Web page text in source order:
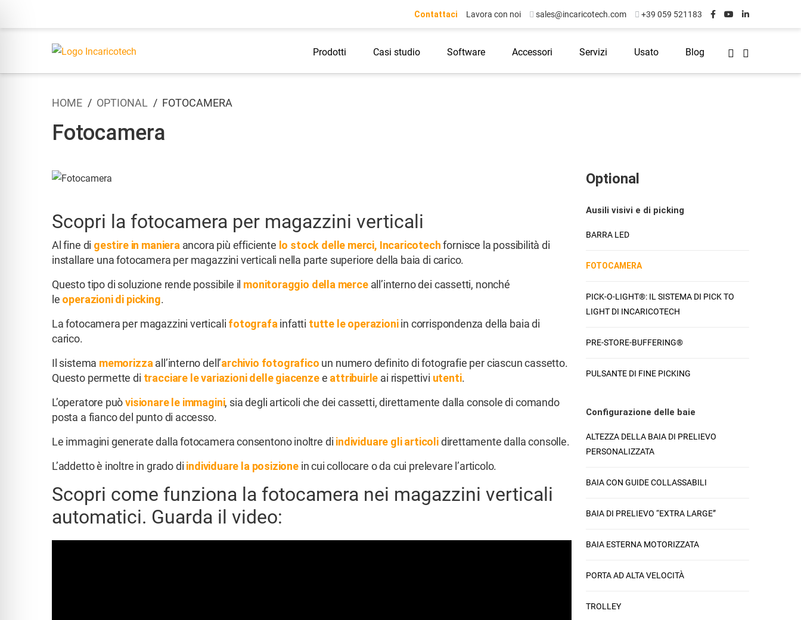
Contattaci Lavora con noi sales@incaricotech.com +39 059 521183
Prodotti Casi studio Software Accessori Servizi Usato Blog
HOME OPTIONAL FOTOCAMERA
Fotocamera
Scopri la fotocamera per magazzini verticali
Al fine di gestire in maniera ancora più efficiente lo stock delle merci, Incaricotechfornisce la possibilità di
installare una fotocamera per magazzini verticali nella parte superiore della baia di carico.
Questo tipo di soluzione rende possibile il monitoraggio della merceall’interno dei cassetti, nonché
le operazioni di picking.
La fotocamera per magazzini verticali fotografa infatti tutte le operazioniin corrispondenza della baia di
carico.
Il sistema memorizza all’interno dell’archivio fotografico un numero definito di fotografie per ciascun cassetto.
Questo permette di tracciare le variazioni delle giacenzee attribuirle ai rispettivi utenti.
L’operatore puòvisionare le immagini, sia degli articoli che dei cassetti, direttamente dalla console di comando
posta a fianco del punto di accesso.
Le immagini generate dalla fotocamera consentono inoltre di individuare gli articolidirettamente dalla consolle.
L’addetto è inoltre in grado di individuare la posizionein cui collocare o da cui prelevare l’articolo.
Scopri come funziona la fotocamera nei magazzini verticali
automatici. Guarda il video:
Optional
Ausili visivi e di picking
BARRA LED
FOTOCAMERA
PICK-O-LIGHT®: IL SISTEMA DI PICK TO
LIGHT DI INCARICOTECH
PRE-STORE-BUFFERING®
PULSANTE DI FINE PICKING
Configurazione delle baie
ALTEZZA DELLA BAIA DI PRELIEVO
PERSONALIZZATA
BAIA CON GUIDE COLLASSABILI
BAIA DI PRELIEVO “EXTRA LARGE”
BAIA ESTERNA MOTORIZZATA
PORTA AD ALTA VELOCITÀ
TROLLEY